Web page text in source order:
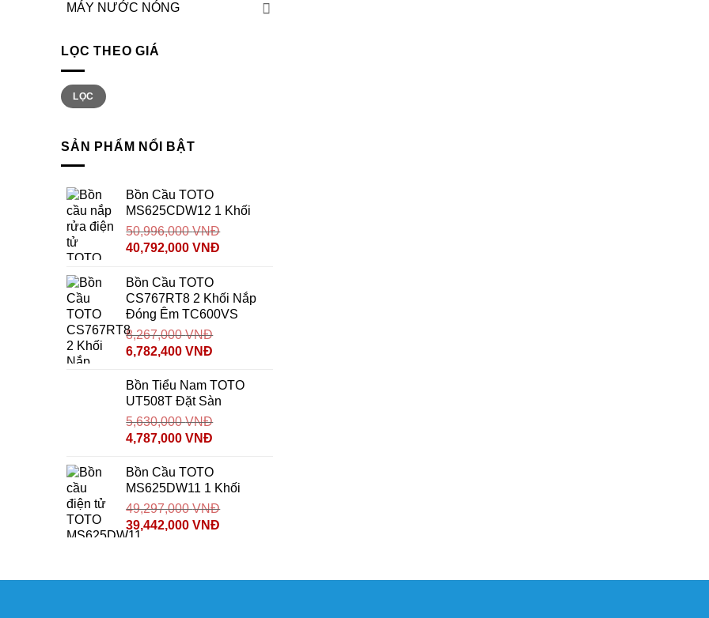
MÁY NƯỚC NÓNG
LỌC THEO GIÁ
Giá
thấp
nhất
Giá
cao
nhất
LỌC
SẢN PHẨM NỔI BẬT
Bồn Cầu TOTO
MS625CDW12 1 Khối
50,996,000VNĐ
40,792,000VNĐ
Bồn Cầu TOTO
CS767RT8 2 Khối Nắp
Đóng Êm TC600VS
8,267,000VNĐ
6,782,400VNĐ
Bồn Tiểu Nam TOTO
UT508T Đặt Sàn
5,630,000VNĐ
4,787,000VNĐ
Bồn Cầu TOTO
MS625DW11 1 Khối
49,297,000VNĐ
39,442,000VNĐ